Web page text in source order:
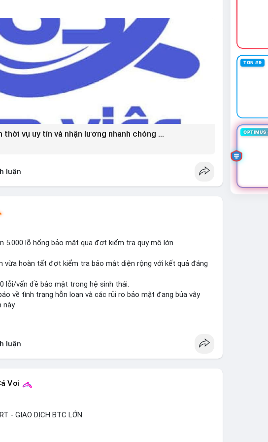
dịch: Thị trường đang ở vùng tích lũy với thanh khoản dồi dào
tư nên thận trọng, tránh sử dụng đòn bẩy quá cao trong giai
(trung bình giá) cho các đồng coin chủ chốt như BTC và ETH có
đang ở vùng Extreme Fear. Cần theo dõi sát diễn biến TVL
xác nhận nhịp đảo chiều.
#stablecoinusdt #ethereuml2
Bí quyết chốt việc làm thời vụ uy tín và nhận lương nhanh chóng mỗi ngày ?
luận
5.000 lỗ hổng bảo mật qua đợt kiểm tra quy mô lớn
vừa hoàn tất đợt kiểm tra bảo mật diện rộng với kết quả đáng
lỗi/vấn đề bảo mật trong hệ sinh thái.
về tình trạng hỗn loạn và các rủi ro bảo mật đang bủa vây
luận
Voi
- GIAO DỊCH BTC LỚN
TON #9
OPTIMUS